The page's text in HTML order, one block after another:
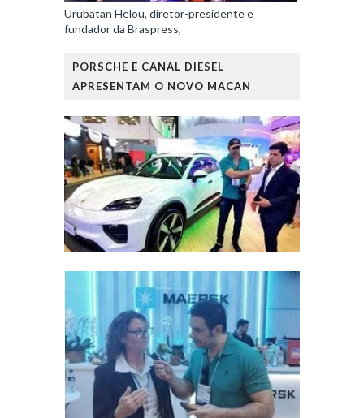
Urubatan Helou, diretor-presidente e
fundador da Braspress,
PORSCHE E CANAL DIESEL
APRESENTAM O NOVO MACAN